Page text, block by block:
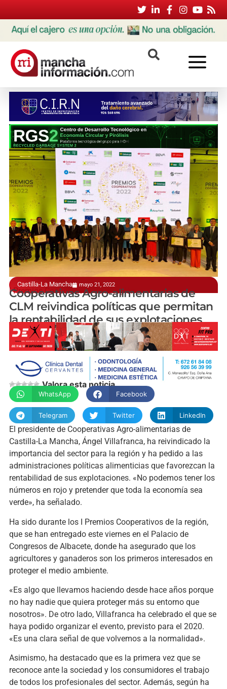
Castilla-La Mancha mayo 21, 2022
I Premios Cooperativos de la región
Cooperativas Agro-alimentarias de
CLM reivindica políticas que permitan
la rentabilidad de sus explotaciones
manchainformacion.com
Valora esta noticia
WhatsApp Facebook
Telegram Twitter LinkedIn
El presidente de Cooperativas Agro-alimentarias de
Castilla-La Mancha, Ángel Villafranca, ha reivindicado la
importancia del sector para la región y ha pedido a las
administraciones políticas alimenticias que favorezcan la
rentabilidad de sus explotaciones. «No podemos tener los
números en rojo y pretender que toda la economía sea
verde», ha señalado.
Ha sido durante los I Premios Cooperativos de la región,
que se han entregado este viernes en el Palacio de
Congresos de Albacete, donde ha asegurado que los
agricultores y ganaderos son los primeros interesados en
proteger el medio ambiente.
«Es algo que llevamos haciendo desde hace años porque
no hay nadie que quiera proteger más su entorno que
nosotros». De otro lado, Villafranca ha celebrado el que se
haya podido organizar el evento, previsto para el 2020.
«Es una clara señal de que volvemos a la normalidad».
Asimismo, ha destacado que es la primera vez que se
reconoce ante la sociedad y los consumidores el trabajo
de todos los profesionales del sector. Además, según ha